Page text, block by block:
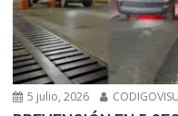
5 julio, 2026